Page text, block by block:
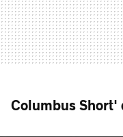
Columbus Short'